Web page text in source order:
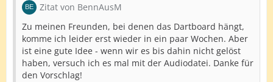
Zitat von BennAusM
Zu meinen Freunden, bei denen das Dartboard hängt,
komme ich leider erst wieder in ein paar Wochen. Aber
ist eine gute Idee - wenn wir es bis dahin nicht gelöst
haben, versuch ich es mal mit der Audiodatei. Danke für
den Vorschlag!